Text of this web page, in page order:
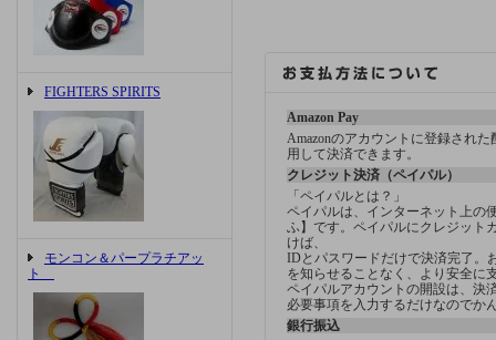
FIGHTERS SPIRITS
モンコン＆パープラチアッ
ト
Amazon Pay
Amazonのアカウントに登録され
用して決済できます。
クレジット決済（ペイパル）
「ペイパルとは？」
ペイパルは、インターネット上の
ふ】です。ペイパルにクレジット
けば、
IDとパスワードだけで決済完了。
を知らせることなく、より安全に
ペイパルアカウントの開設は、決
必要事項を入力するだけなのでか
銀行振込